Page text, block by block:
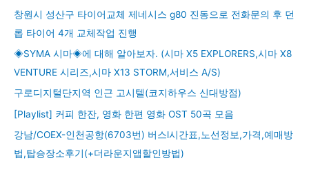
창원시 성산구 타이어교체 제네시스 g80 진동으로 전화문의 후 던
롭 타이어 4개 교체작업 진행
◈SYMA 시마◈에 대해 알아보자. (시마 X5 EXPLORERS,시마 X8
VENTURE 시리즈,시마 X13 STORM,서비스 A/S)
구로디지털단지역 인근 고시텔(코지하우스 신대방점)
[Playlist] 커피 한잔, 영화 한편 영화 OST 50곡 모음
강남/COEX-인천공항(6703번) 버스l시간표,노선정보,가격,예매방
법,탑승장소후기(+더라운지앱할인방법)